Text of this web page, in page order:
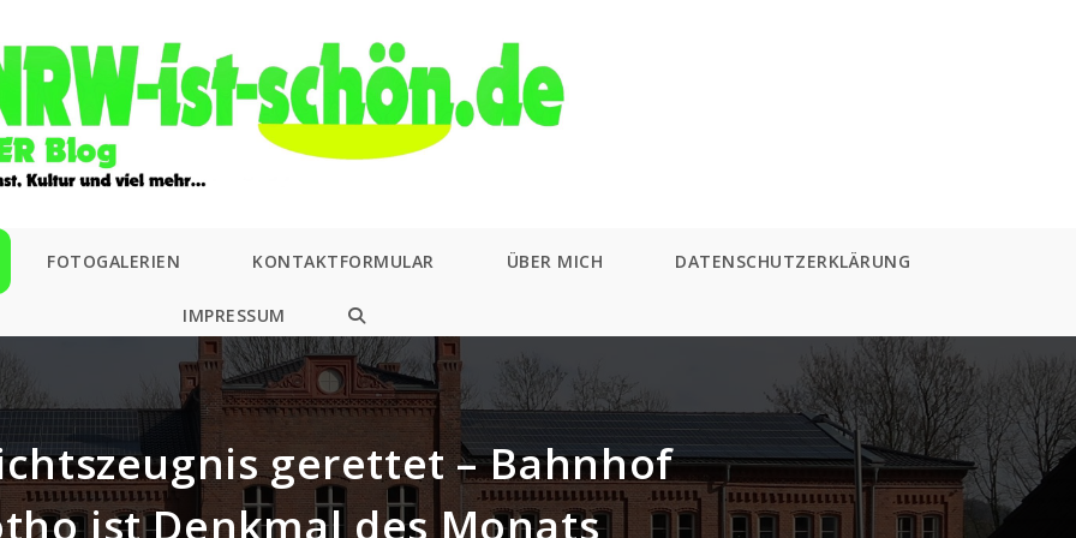
FOTOGALERIEN KONTAKTFORMULAR ÜBER MICH DATENSCHUTZERKLÄRUNG
IMPRESSUM
WEBSITE-
SUCHE
UMSCHALTEN
gerettet – Bahnhof
ist Denkmal des Monats